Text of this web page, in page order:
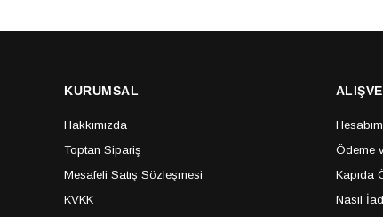
KURUMSAL
Hakkımızda
Toptan Sipariş
Mesafeli Satış Sözleşmesi
KVKK
Hesabım
Ödeme
Kapıda
Nasıl